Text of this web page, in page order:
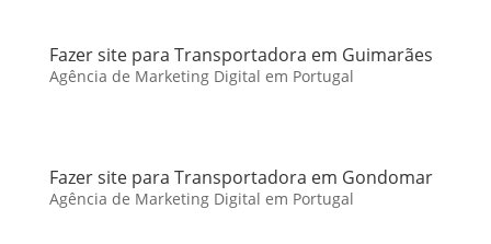
Fazer site para Transportadora em Guimarães
Agência de Marketing Digital em Portugal
Fazer site para Transportadora em Gondomar
Agência de Marketing Digital em Portugal